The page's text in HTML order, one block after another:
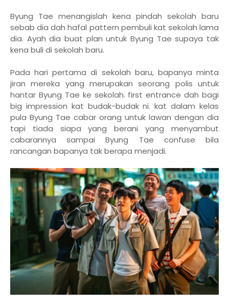
Byung Tae menangislah kena pindah sekolah baru
sebab dia dah hafal pattern pembuli kat sekolah lama
dia. Ayah dia buat plan untuk Byung Tae supaya tak
kena buli di sekolah baru.
Pada hari pertama di sekolah baru, bapanya minta
jiran mereka yang merupakan seorang polis untuk
hantar Byung Tae ke sekolah. first entrance dah bagi
big impression kat budak-budak ni. kat dalam kelas
pula Byung Tae cabar orang untuk lawan dengan dia
tapi tiada siapa yang berani yang menyambut
cabarannya sampai Byung Tae confuse bila
rancangan bapanya tak berapa menjadi.